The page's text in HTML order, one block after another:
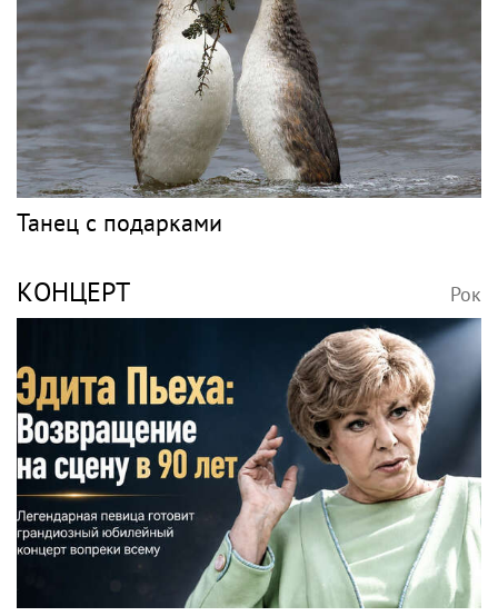
Танец с подарками
КОНЦЕРТ Рок